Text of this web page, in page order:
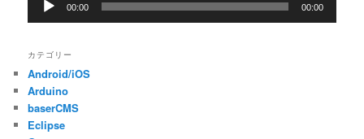
ー
ヤ
ー
00:00 00:00
カテゴリー
Android/iOS
Arduino
baserCMS
Eclipse